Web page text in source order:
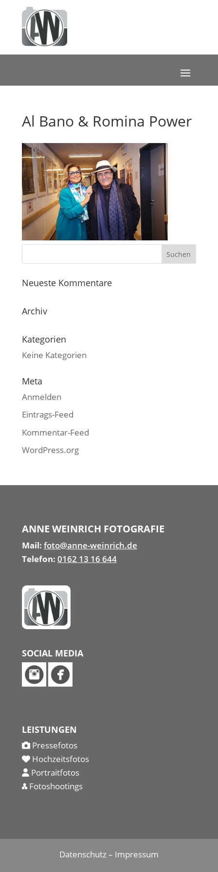
Al Bano & Romina Power
Neueste Kommentare
Archiv
Kategorien
Keine Kategorien
Meta
Anmelden
Eintrags-Feed
Kommentar-Feed
WordPress.org
ANNE WEINRICH FOTOGRAFIE
Mail: foto@anne-weinrich.de
Telefon: 0162 13 16 644
SOCIAL MEDIA
LEISTUNGEN
Pressefotos
Hochzeitsfotos
Portraitfotos
Fotoshootings
Datenschutz– Impressum